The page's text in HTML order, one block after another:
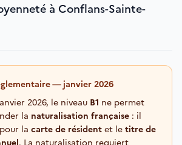
à Conflans-Sainte-
— janvier 2026
2026, le niveau B1 ne permet
la naturalisation française : il
la carte de résidentet letitre de